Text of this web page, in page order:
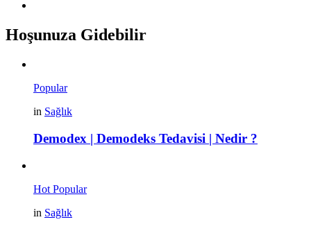
Hoşunuza Gidebilir
Popular
in Sağlık
Demodex | Demodeks Tedavisi | Nedir ?
Hot Popular
in Sağlık